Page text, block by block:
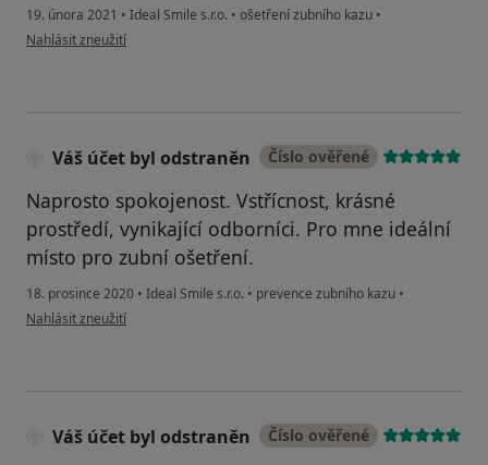
19. února 2021 • Ideal Smile s.r.o. • ošetření zubního kazu •
podle názoru uživatele Josef .K
Nahlásit zneužití
Váš účet byl odstraněn Číslo ověřené
Naprosto spokojenost. Vstřícnost, krásné
prostředí, vynikající odborníci. Pro mne ideální
místo pro zubní ošetření.
18. prosince 2020 • Ideal Smile s.r.o. • prevence zubního kazu •
podle názoru uživatele Váš účet byl odstraněn
Nahlásit zneužití
Váš účet byl odstraněn Číslo ověřené